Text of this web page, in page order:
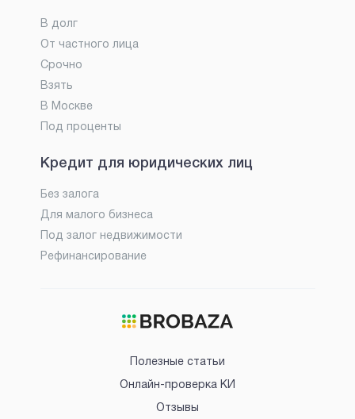
В долг
От частного лица
Срочно
Взять
В Москве
Под проценты
Кредит для юридических лиц
Без залога
Для малого бизнеса
Под залог недвижимости
Рефинансирование
Полезные статьи
Онлайн-проверка КИ
Отзывы